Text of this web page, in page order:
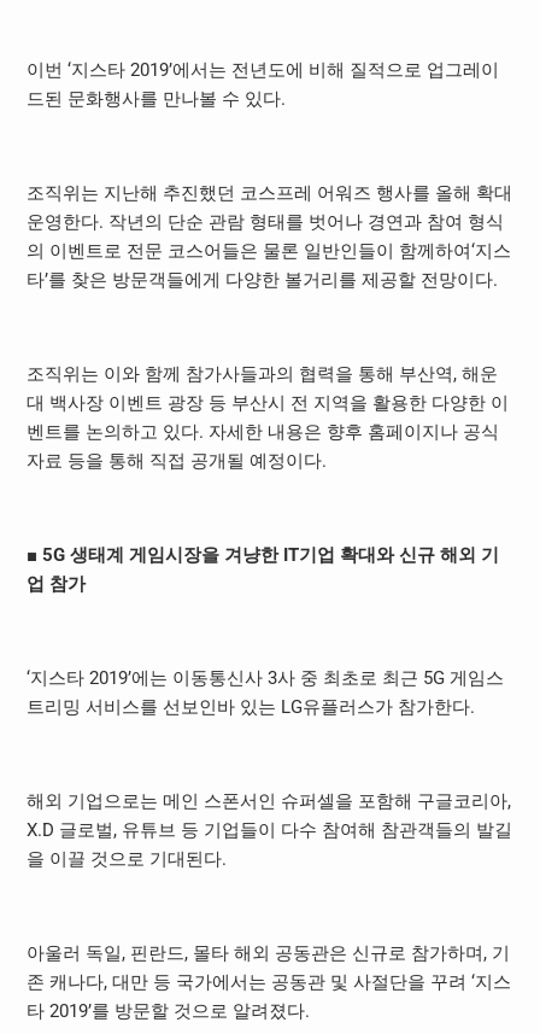
이번 ‘지스타 2019’에서는 전년도에 비해 질적으로 업그레이
드된 문화행사를 만나볼 수 있다.
조직위는 지난해 추진했던 코스프레 어워즈 행사를 올해 확대
운영한다. 작년의 단순 관람 형태를 벗어나 경연과 참여 형식
의 이벤트로 전문 코스어들은 물론 일반인들이 함께하여‘지스
타’를 찾은 방문객들에게 다양한 볼거리를 제공할 전망이다.
조직위는 이와 함께 참가사들과의 협력을 통해 부산역, 해운
대 백사장 이벤트 광장 등 부산시 전 지역을 활용한 다양한 이
벤트를 논의하고 있다. 자세한 내용은 향후 홈페이지나 공식
자료 등을 통해 직접 공개될 예정이다.
■ 5G 생태계 게임시장을 겨냥한 IT기업 확대와 신규 해외 기
업 참가
‘지스타 2019’에는 이동통신사 3사 중 최초로 최근 5G 게임스
트리밍 서비스를 선보인바 있는 LG유플러스가 참가한다.
해외 기업으로는 메인 스폰서인 슈퍼셀을 포함해 구글코리아,
X.D 글로벌, 유튜브 등 기업들이 다수 참여해 참관객들의 발길
을 이끌 것으로 기대된다.
아울러 독일, 핀란드, 몰타 해외 공동관은 신규로 참가하며, 기
존 캐나다, 대만 등 국가에서는 공동관 및 사절단을 꾸려 ‘지스
타 2019’를 방문할 것으로 알려졌다.